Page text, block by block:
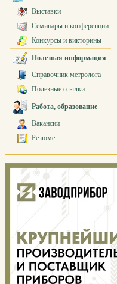
Выставки
Семинары и конференции
Конкурсы и викторины
Полезная информация
Справочник метролога
Полезные ссылки
Работа, образование
Вакансии
Резюме